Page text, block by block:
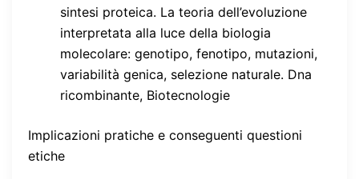
sintesi proteica. La teoria dell’evoluzione
interpretata alla luce della biologia
molecolare: genotipo, fenotipo, mutazioni,
variabilità genica, selezione naturale. Dna
ricombinante, Biotecnologie
Implicazioni pratiche e conseguenti questioni
etiche